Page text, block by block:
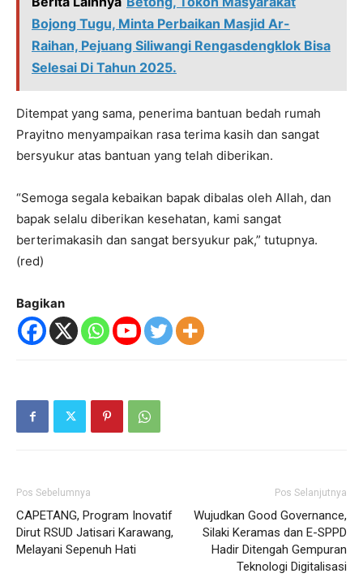
Bojong Tugu, Minta Perbaikan Masjid Ar-
Raihan, Pejuang Siliwangi Rengasdengklok Bisa
Selesai Di Tahun 2025.
Ditempat yang sama, penerima bantuan bedah rumah
Prayitno menyampaikan rasa terima kasih dan sangat
bersyukur atas bantuan yang telah diberikan.
“Semoga segala kebaikan bapak dibalas oleh Allah, dan
bapak selalu diberikan kesehatan, kami sangat
berterimakasih dan sangat bersyukur pak,” tutupnya.
(red)
Bagikan
Pos Sebelumnya
CAPETANG, Program Inovatif
Dirut RSUD Jatisari Karawang,
Melayani Sepenuh Hati
Pos Selanjutnya
Wujudkan Good Governance,
Silaki Keramas dan E-SPPD
Hadir Ditengah Gempuran
Teknologi Digitalisasi